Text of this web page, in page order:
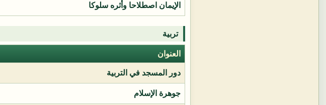
الإيمان اصطلاحا وأثره سلوكا
تربية
العنوان
دور المسجد في التربية
جوهرة الإسلام